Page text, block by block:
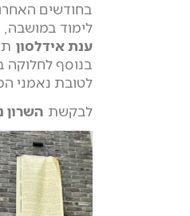
לימוד
ענת אידלסון
לטובת נאמני
לבקשת השרון